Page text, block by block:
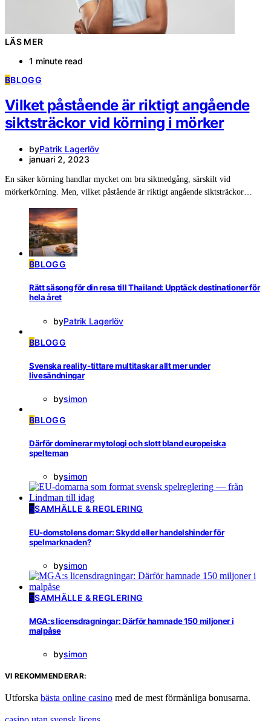
LÄS MER
1 minute read
BBLOGG
Vilket påstående är riktigt angående
siktsträckor vid körning i mörker
byPatrik Lagerlöv
januari 2, 2023
En säker körning handlar mycket om bra siktnedgång, särskilt vid
mörkerkörning. Men, vilket påstående är riktigt angående siktsträckor…
BBLOGG
Rätt säsong för din resa till Thailand: Upptäck destinationer för
hela året
byPatrik Lagerlöv
BBLOGG
Svenska reality-tittare multitaskar allt mer under
livesändningar
bysimon
BBLOGG
Därför dominerar mytologi och slott bland europeiska
spelteman
bysimon
SSAMHÄLLE & REGLERING
EU-domstolens domar: Skydd eller handelshinder för
spelmarknaden?
bysimon
SSAMHÄLLE & REGLERING
MGA:s licensdragningar: Därför hamnade 150 miljoner i
malpåse
bysimon
VI REKOMMENDERAR:
Utforska bästa online casino med de mest förmånliga bonusarna.